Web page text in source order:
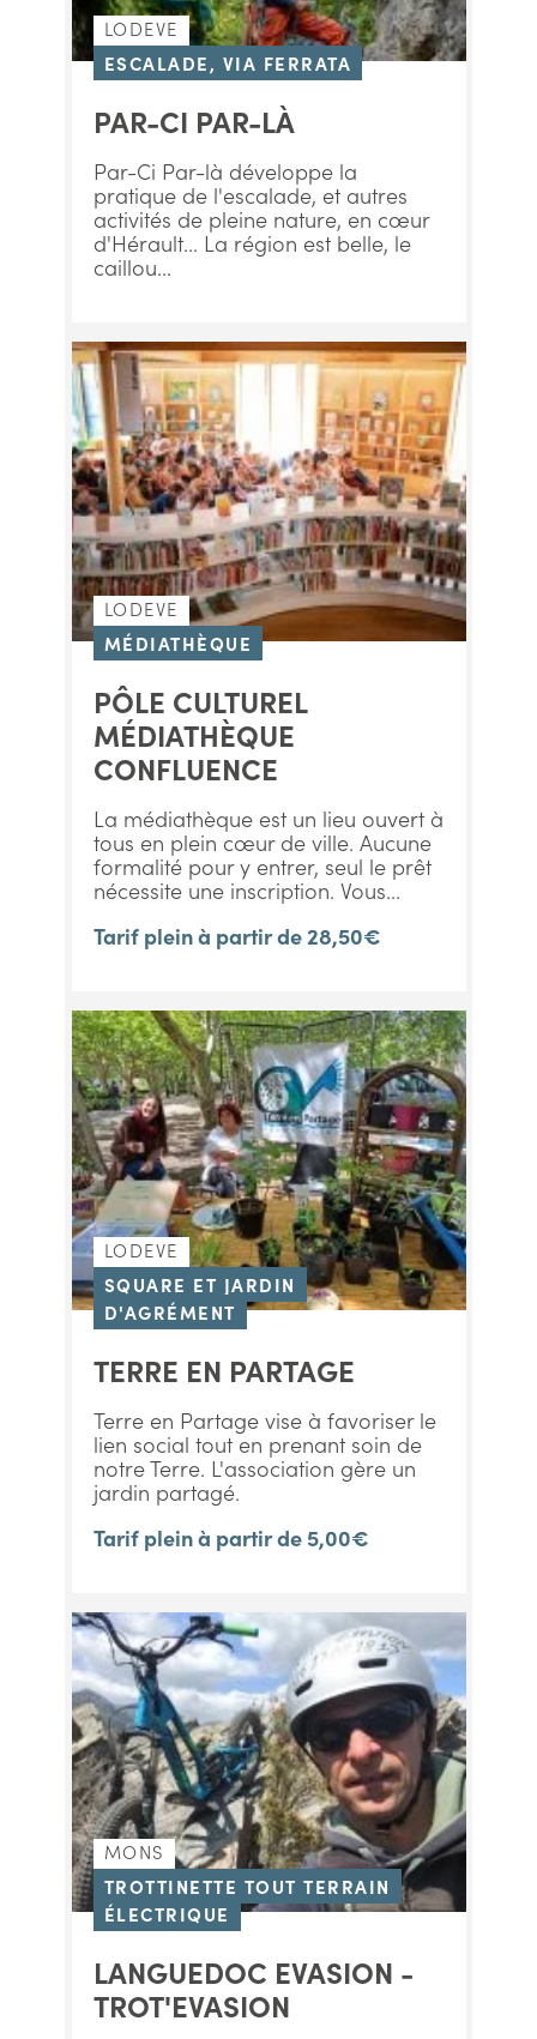
LODEVE
ESCALADE, VIA FERRATA
PAR-CI PAR-LÀ
Par-Ci Par-là développe la
pratique de l'escalade, et autres
activités de pleine nature, en cœur
d'Hérault... La région est belle, le
caillou...
LODEVE
MÉDIATHÈQUE
PÔLE CULTUREL
MÉDIATHÈQUE
CONFLUENCE
La médiathèque est un lieu ouvert à
tous en plein cœur de ville. Aucune
formalité pour y entrer, seul le prêt
nécessite une inscription. Vous...
Tarif plein à partir de 28,50€
LODEVE
SQUARE ET JARDIN
D'AGRÉMENT
TERRE EN PARTAGE
Terre en Partage vise à favoriser le
lien social tout en prenant soin de
notre Terre. L'association gère un
jardin partagé.
Tarif plein à partir de 5,00€
MONS
TROTTINETTE TOUT TERRAIN
ÉLECTRIQUE
LANGUEDOC EVASION -
TROT'EVASION